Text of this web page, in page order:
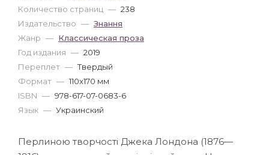
Количество страниц — 238
Издательство — Знання
Жанр — Классическая проза
Год издания — 2019
Переплет — Твердый
Формат — 110x170 мм
ISBN — 978-617-07-0683-6
Язык — Украинский
Перлиною творчості Джека Лондона (1876—